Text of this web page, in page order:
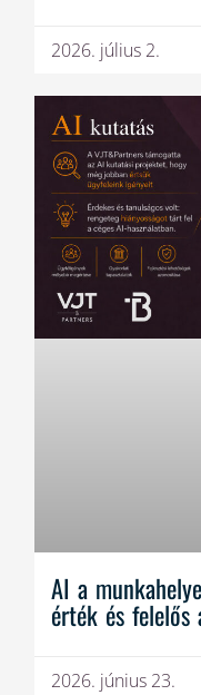
2026. július 2.
AI a
érték és felelős
2026. június 23.